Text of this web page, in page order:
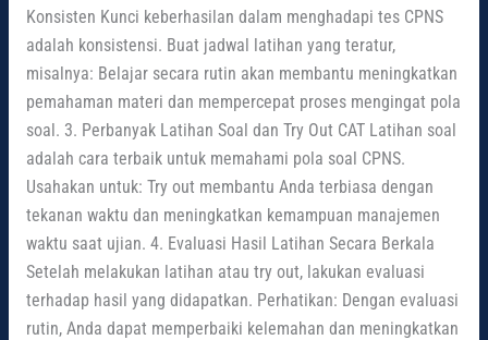
Konsisten Kunci keberhasilan dalam menghadapi tes CPNS
adalah konsistensi. Buat jadwal latihan yang teratur,
misalnya: Belajar secara rutin akan membantu meningkatkan
pemahaman materi dan mempercepat proses mengingat pola
soal. 3. Perbanyak Latihan Soal dan Try Out CAT Latihan soal
adalah cara terbaik untuk memahami pola soal CPNS.
Usahakan untuk: Try out membantu Anda terbiasa dengan
tekanan waktu dan meningkatkan kemampuan manajemen
waktu saat ujian. 4. Evaluasi Hasil Latihan Secara Berkala
Setelah melakukan latihan atau try out, lakukan evaluasi
terhadap hasil yang didapatkan. Perhatikan: Dengan evaluasi
rutin, Anda dapat memperbaiki kelemahan dan meningkatkan